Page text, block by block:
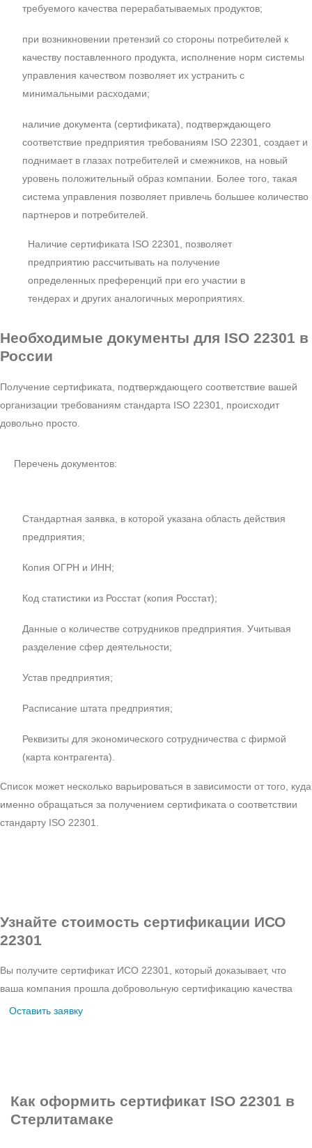
требуемого качества перерабатываемых продуктов;
при возникновении претензий со стороны потребителей к
качеству поставленного продукта, исполнение норм системы
управления качеством позволяет их устранить с
минимальными расходами;
наличие документа (сертификата), подтверждающего
соответствие предприятия требованиям ISO 22301, создает и
поднимает в глазах потребителей и смежников, на новый
уровень положительный образ компании. Более того, такая
система управления позволяет привлечь большее количество
партнеров и потребителей.
Наличие сертификата ISO 22301, позволяет
предприятию рассчитывать на получение
определенных преференций при его участии в
тендерах и других аналогичных мероприятиях.
Необходимые документы для ISO 22301 в
России
Получение сертификата, подтверждающего соответствие вашей
организации требованиям стандарта ISO 22301, происходит
довольно просто.
Перечень документов:
Стандартная заявка, в которой указана область действия
предприятия;
Копия ОГРН и ИНН;
Код статистики из Росстат (копия Росстат);
Данные о количестве сотрудников предприятия. Учитывая
разделение сфер деятельности;
Устав предприятия;
Расписание штата предприятия;
Реквизиты для экономического сотрудничества с фирмой
(карта контрагента).
Список может несколько варьироваться в зависимости от того, куда
именно обращаться за получением сертификата о соответствии
стандарту ISO 22301.
Узнайте стоимость сертификации ИСО
22301
Вы получите сертификат ИСО 22301, который доказывает, что
ваша компания прошла добровольную сертификацию качества
Оставить заявку
Как оформить сертификат ISO 22301 в
Стерлитамаке